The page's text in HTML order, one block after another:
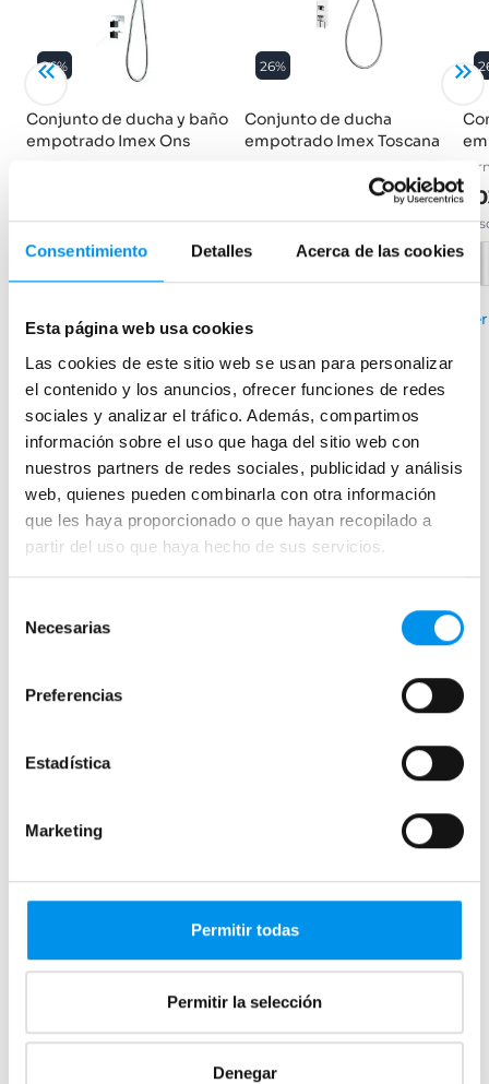
Consentimiento Detalles Acerca de las cookies
Esta página web usa cookies
Las cookies de este sitio web se usan para personalizar
el contenido y los anuncios, ofrecer funciones de redes
sociales y analizar el tráfico. Además, compartimos
información sobre el uso que haga del sitio web con
nuestros partners de redes sociales, publicidad y análisis
web, quienes pueden combinarla con otra información
que les haya proporcionado o que hayan recopilado a
partir del uso que haya hecho de sus servicios.
Necesarias
Preferencias
Estadística
Marketing
Permitir todas
Permitir la selección
Denegar
26%
Conjunto de ducha y baño
empotrado Imex Ons
desde 101,30€/mes
Ver opciones›
26%
Conjunto de ducha
empotrado Imex Toscana
empotrado de techo
192,51€
desde 64,17€/mes
›
Mamparas de bañera
Frontales
Bañeras en esquina
Mamparas de bañera correderas
Plegables
Mamparas de ducha
Mamparas cuadradas
Correderas sin perfiles